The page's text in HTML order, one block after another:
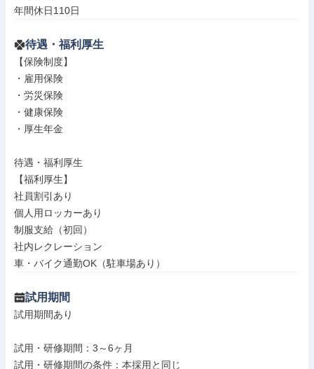
年間休日110日
待遇・福利厚生
【保険制度】
・雇用保険
・労災保険
・健康保険
・厚生年金
待遇・福利厚生
【福利厚生】
社員割引あり
個人用ロッカーあり
制服支給（初回）
社内レクレーション
車・バイク通勤OK（駐車場あり）
試用期間
試用期間あり
試用・研修期間：3～6ヶ月